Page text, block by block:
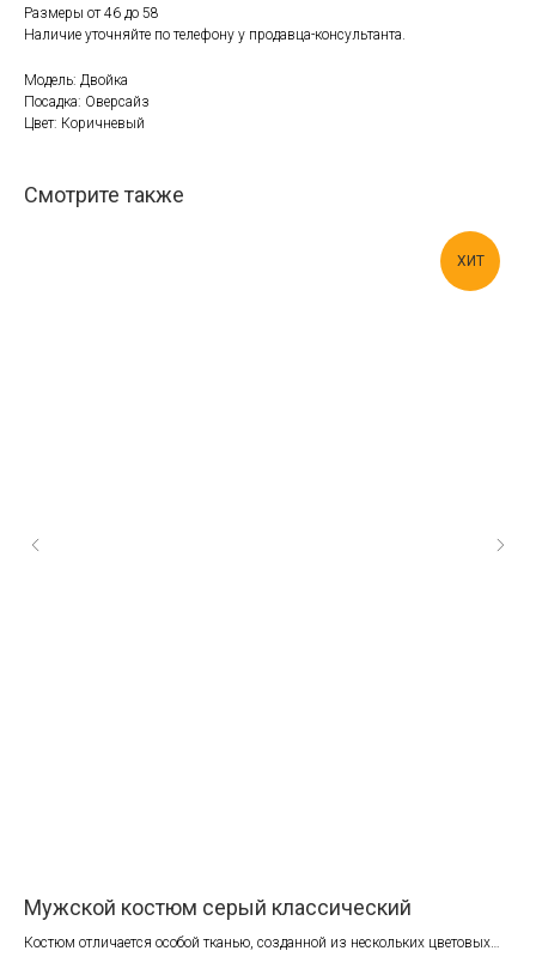
Размеры от 46 до 58
Наличие уточняйте по телефону у продавца-консультанта.
Модель: Двойка
Посадка: Оверсайз
Цвет: Коричневый
Смотрите также
ХИТ
Мужской костюм серый классический
Костюм отличается особой тканью, созданной из нескольких цветовых